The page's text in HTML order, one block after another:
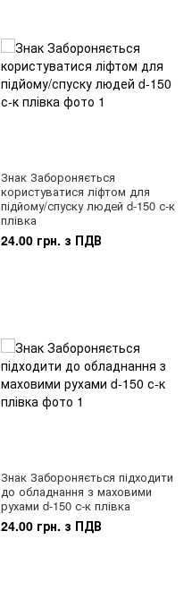
Знак Забороняється
користуватися ліфтом для
підйому/спуску людей d-150 с-к
плівка
24.00 грн. з ПДВ
Знак Забороняється підходити
до обладнання з маховими
рухами d-150 с-к плівка
24.00 грн. з ПДВ